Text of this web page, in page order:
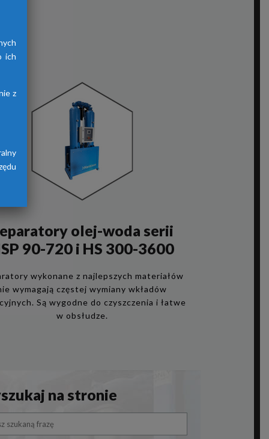
olej-woda serii
90-720 i HS 300-3600
wykonane z najlepszych materiałów
wymagają częstej wymiany wkładów
Są wygodne do czyszczenia i łatwe
w obsłudze.
na stronie
ich
z